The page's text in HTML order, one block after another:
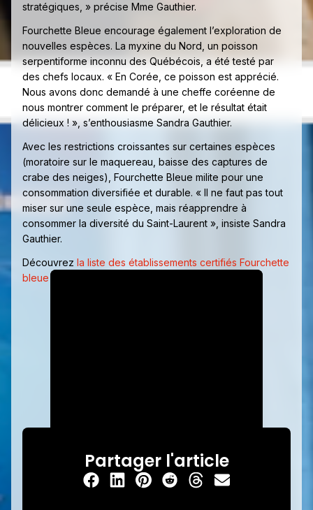
stratégiques, » précise Mme Gauthier.
Fourchette Bleue encourage également l’exploration de
nouvelles espèces. La myxine du Nord, un poisson
serpentiforme inconnu des Québécois, a été testé par
des chefs locaux. « En Corée, ce poisson est apprécié.
Nous avons donc demandé à une cheffe coréenne de
nous montrer comment le préparer, et le résultat était
délicieux ! », s’enthousiasme Sandra Gauthier.
Avec les restrictions croissantes sur certaines espèces
(moratoire sur le maquereau, baisse des captures de
crabe des neiges), Fourchette Bleue milite pour une
consommation diversifiée et durable. « Il ne faut pas tout
miser sur une seule espèce, mais réapprendre à
consommer la diversité du Saint-Laurent », insiste Sandra
Gauthier.
Découvrez la liste des établissements certifiés Fourchette
bleue par ici!
Partager l'article